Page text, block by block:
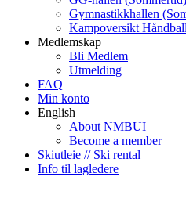
Gymnastikkhallen
Kampoversikt Håndball
Medlemskap
Bli Medlem
Utmelding
FAQ
Min konto
English
About NMBUI
Become a member
Skiutleie // Ski rental
Info til lagledere